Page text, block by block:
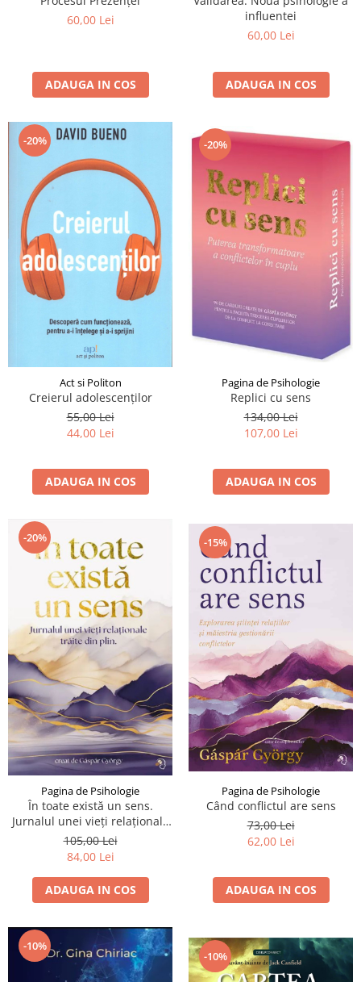
60,00 Lei
ADAUGA IN COS
influentei
60,00 Lei
ADAUGA IN COS
-20%
Act si Politon
Creierul adolescenților
55,00 Lei
44,00 Lei
ADAUGA IN COS
-20%
Pagina de Psihologie
Replici cu sens
134,00 Lei
107,00 Lei
ADAUGA IN COS
-20%
Pagina de Psihologie
În toate există un sens.
Jurnalul unei vieți relaționale
trăite din plin
105,00 Lei
84,00 Lei
ADAUGA IN COS
-15%
Pagina de Psihologie
Când conflictul are sens
73,00 Lei
62,00 Lei
ADAUGA IN COS
-10%
-10%